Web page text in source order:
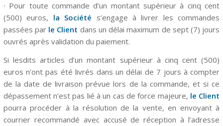
∙ Pour toute commande d’un montant supérieur à cinq cent
(500) euros, la Société s’engage à livrer les commandes
passées par le Client dans un délai maximum de sept (7) jours
ouvrés après validation du paiement.
Si lesdits articles d’un montant supérieur à cinq cent (500)
euros n’ont pas été livrés dans un délai de 7 jours à compter
de la date de livraison prévue lors de la commande, et si ce
dépassement n’est pas lié à un cas de force majeure, le Client
pourra procéder à la résolution de la vente, en envoyant à
courrier recommandé avec accusé de réception à l’adresse